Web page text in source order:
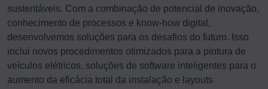
sustentáveis. Com a combinação de potencial de inovação,
conhecimento de processos e know-how digital,
desenvolvemos soluções para os desafios do futuro. Isso
inclui novos procedimentos otimizados para a pintura de
veículos elétricos, soluções de software inteligentes para o
aumento da eficácia total da instalação e layouts